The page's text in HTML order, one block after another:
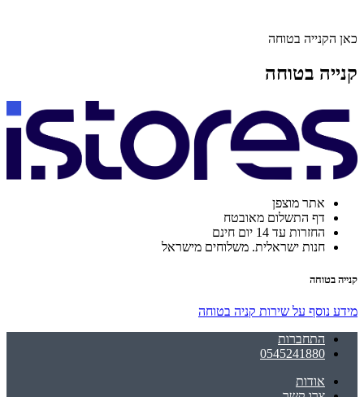
כאן הקנייה בטוחה
קנייה בטוחה
אתר מוצפן
דף התשלום מאובטח
החזרות עד 14 יום חינם
חנות ישראלית. משלוחים מישראל
קנייה בטוחה
מידע נוסף על שירות קניה בטוחה
התחברות
0545241880
אודות